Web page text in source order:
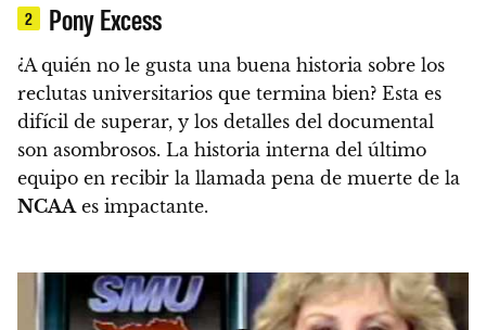
2 Pony Excess
¿A quién no le gusta una buena historia sobre los
reclutas universitarios que termina bien? Esta es
difícil de superar, y los detalles del documental
son asombrosos. La historia interna del último
equipo en recibir la llamada pena de muerte de la
NCAAes impactante.